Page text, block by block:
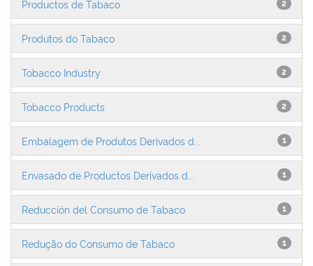
2
Productos de Tabaco
2
Produtos do Tabaco
2
Tobacco Industry
2
Tobacco Products
1
Embalagem de Produtos Derivados d...
1
Envasado de Productos Derivados d...
1
Reducción del Consumo de Tabaco
1
Redução do Consumo de Tabaco